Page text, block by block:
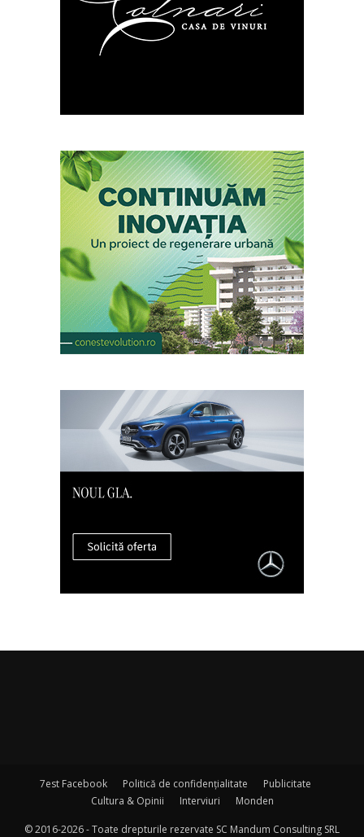
7est Facebook Politică de confidențialitate
Publicitate
Cultura & Opinii
Interviuri Monden
© 2016-2026 - Toate drepturile rezervate SC Mandum Consulting SRL